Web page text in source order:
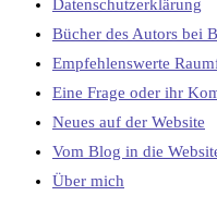
Datenschutzerklärung
Bücher des Autors bei
Empfehlenswerte
Eine Frage oder ihr
Neues auf der Website
Vom Blog in die
Über mich